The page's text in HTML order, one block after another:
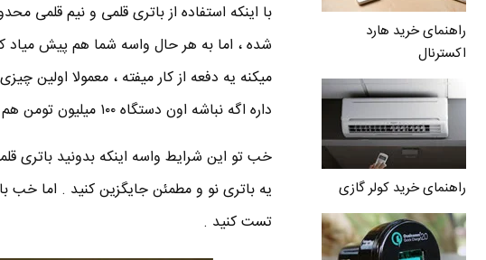
راهنمای خرید هارد
اکسترنال
راهنمای خرید کولر گازی
با اینکه استفاده از باتری قلمی و نیم قلمی
شده ، اما به هر حال واسه شما هم پیش میاد
میکنه یه دفعه از کار میفته ، معمولا
داره اگه نباشه اون دستگاه ۱۰۰ میلیون تومن هم باشه مفت نمی ارزه .
خب تو این شرایط واسه اینکه بدونید باتری
یه باتری نو و مطمئن جایگزین کنید . اما خب
تست کنید .